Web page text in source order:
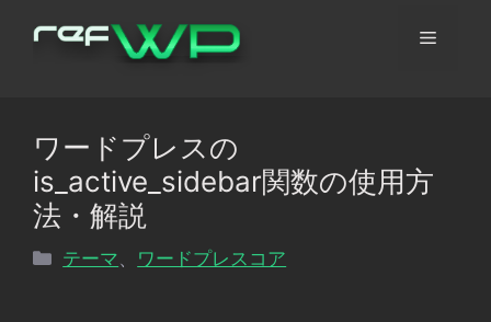
メ
ワードプレスの
is_active_sidebar関数の使用方
法・解説
カ
テーマ ワードプレスコア